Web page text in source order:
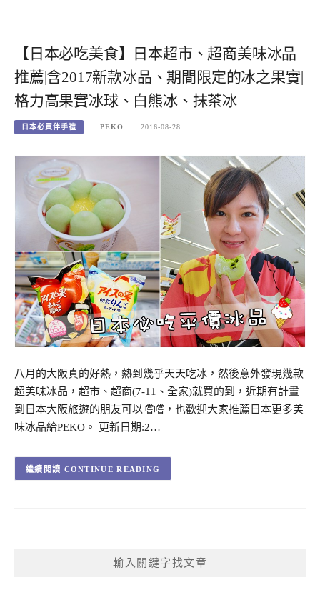
【日本必吃美食】日本超市、超商美味冰品
推薦|含2017新款冰品、期間限定的冰之果實|
格力高果實冰球、白熊冰、抹茶冰
日本必買伴手禮 PEKO 2016-08-28
八月的大阪真的好熱，熱到幾乎天天吃冰，然後意外發現幾款
超美味冰品，超市、超商(7-11、全家)就買的到，近期有計畫
到日本大阪旅遊的朋友可以嚐嚐，也歡迎大家推薦日本更多美
味冰品給PEKO。 更新日期:2…
CONTINUE READING
輸入關鍵字找文章